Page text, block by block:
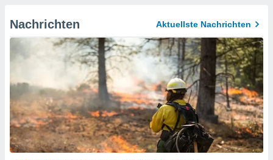
Nachrichten Aktuellste Nachrichten